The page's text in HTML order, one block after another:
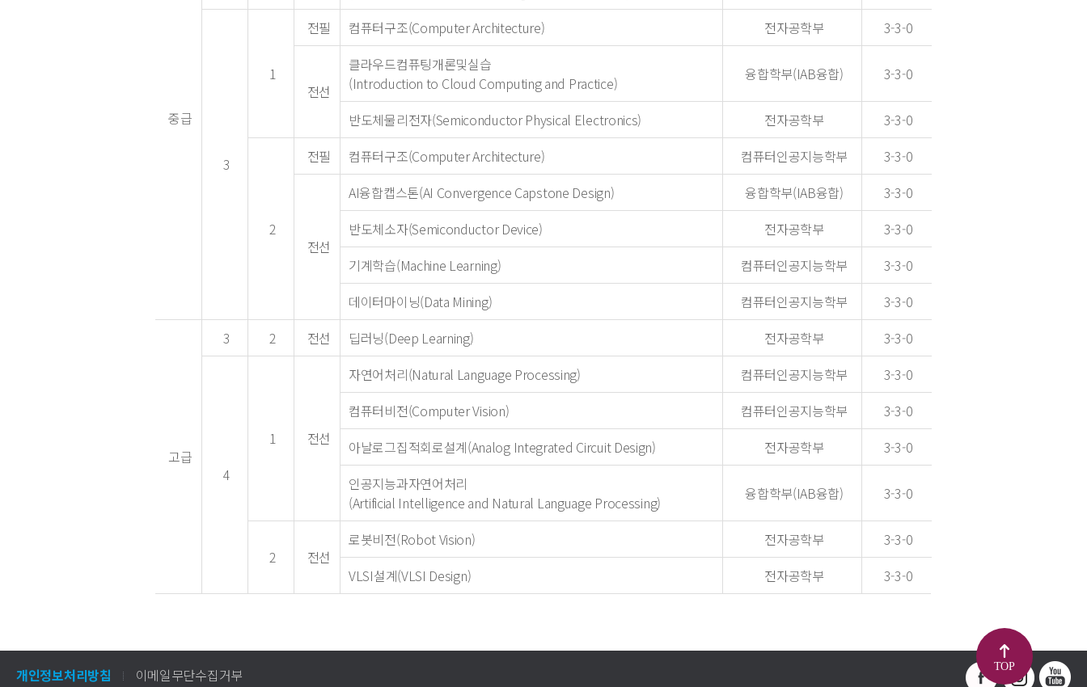
중급
3
1
전필 컴퓨터구조(Computer Architecture) 전자공학부 3-3-0
전선
클라우드컴퓨팅개론및실습
(Introduction to Cloud Computing and Practice)
융합학부(IAB융합) 3-3-0
반도체물리전자(Semiconductor Physical Electronics) 전자공학부 3-3-0
2
전필 컴퓨터구조(Computer Architecture) 컴퓨터인공지능학부 3-3-0
전선
AI융합캡스톤(AI Convergence Capstone Design) 융합학부(IAB융합)
3-3-0
반도체소자(Semiconductor Device)
전자공학부
3-3-0
기계학습(Machine Learning)
컴퓨터인공지능학부
3-3-0
데이터마이닝(Data Mining)
컴퓨터인공지능학부 3-3-0
고급
3 2 전선 딥러닝(Deep Learning) 전자공학부 3-3-0
4
1 전선
자연어처리(Natural Language Processing) 컴퓨터인공지능학부
3-3-0
컴퓨터비전(Computer Vision)
컴퓨터인공지능학부
3-3-0
아날로그집적회로설계(Analog Integrated Circuit Design)
전자공학부
3-3-0
인공지능과자연어처리
(Artificial Intelligence and Natural Language Processing)
융합학부(IAB융합) 3-3-0
2 전선
로봇비전(Robot Vision) 전자공학부
3-3-0
VLSI설계(VLSI Design)
전자공학부 3-3-0
개인정보처리방침 이메일무단수집거부 TOP